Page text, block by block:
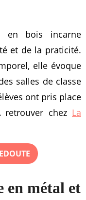
en bois incarne
et de la praticité.
elle évoque
salles de classe
ont pris place
chez La
en métal et